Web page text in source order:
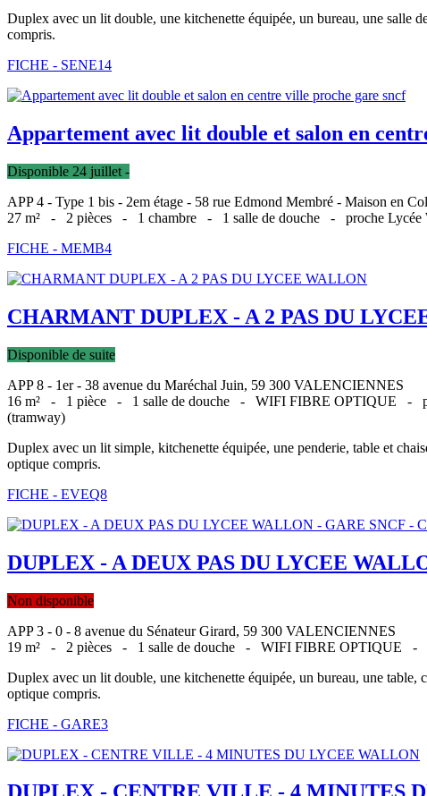
Duplex avec un lit double, une kitchenette équipée, un bureau, une salle
compris.
FICHE - SENE14
Appartement avec lit double et salon en
Disponible 24 juillet -
APP 4 - Type 1 bis - 2em étage - 58 rue Edmond Membré - Maison en
27 m² - 2 pièces - 1 chambre - 1 salle de douche - proche
FICHE - MEMB4
CHARMANT DUPLEX - A 2 PAS DU
Disponible de suite
APP 8 - 1er - 38 avenue du Maréchal Juin, 59 300 VALENCIENNES
16 m² - 1 pièce - 1 salle de douche - WIFI FIBRE OPTIQUE -
(tramway)
Duplex avec un lit simple, kitchenette équipée, une penderie, table et
optique compris.
FICHE - EVEQ8
DUPLEX - A DEUX PAS DU LYCEE
Non disponible
APP 3 - 0 - 8 avenue du Sénateur Girard, 59 300 VALENCIENNES
19 m² - 2 pièces - 1 salle de douche - WIFI FIBRE OPTIQUE -
Duplex avec un lit double, une kitchenette équipée, un bureau, une
optique compris.
FICHE - GARE3